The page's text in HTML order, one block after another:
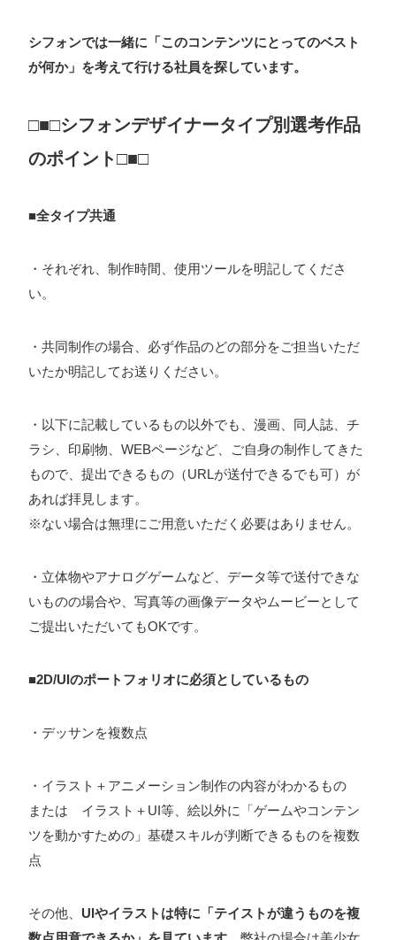
シフォンでは一緒に「このコンテンツにとってのベスト
が何か」を考えて行ける社員を探しています。
□■□シフォンデザイナータイプ別選考作品
のポイント□■□
■全タイプ共通
・それぞれ、制作時間、使用ツールを明記してくださ
い。
・共同制作の場合、必ず作品のどの部分をご担当いただ
いたか明記してお送りください。
・以下に記載しているもの以外でも、漫画、同人誌、チ
ラシ、印刷物、WEBページなど、ご自身の制作してきた
もので、提出できるもの（URLが送付できるでも可）が
あれば拝見します。
※ない場合は無理にご用意いただく必要はありません。
・立体物やアナログゲームなど、データ等で送付できな
いものの場合や、写真等の画像データやムービーとして
ご提出いただいてもOKです。
■2D/UIのポートフォリオに必須としているもの
・デッサンを複数点
・イラスト＋アニメーション制作の内容がわかるもの
または イラスト＋UI等、絵以外に「ゲームやコンテン
ツを動かすための」基礎スキルが判断できるものを複数
点
その他、 UIやイラストは特に「テイストが違うものを複